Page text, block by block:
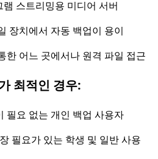
스트리밍용 미디어 서버
장치에서 자동 백업이 용이
한 어느 곳에서나 원격 파일 접근
최적인 경우:
필요 없는 개인 백업 사용자
필요가 있는 학생 및 일반 사용